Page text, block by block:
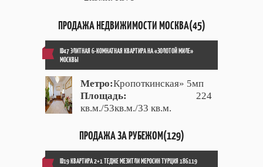
ПРОДАЖА НЕДВИЖИМОСТИ МОСКВА(45)
ID47 ЭЛИТНАЯ 6-КОМНАТНАЯ КВАРТИРА НА «ЗОЛОТОЙ МИЛЕ»
МОСКВЫ
Метро:Кропоткинская» 5мп
Площадь:
224
кв.м./53кв.м./33 кв.м.
ПРОДАЖА ЗА РУБЕЖОМ(129)
ID19 КВАРТИРА 2+1 ТЕДЖЕ МЕЗИТЛИ МЕРОСИН ТУРЦИЯ 186119